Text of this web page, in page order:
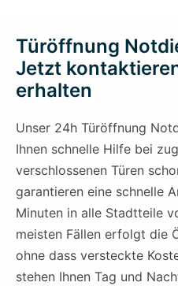
Türöffnung
Jetzt
erhalten
Unser 24h Türöffnung
Ihnen schnelle Hilfe bei
verschlossenen Türen
garantieren eine schnelle
Minuten in alle Stadtteile
meisten Fällen erfolgt die
ohne dass versteckte
stehen Ihnen Tag und